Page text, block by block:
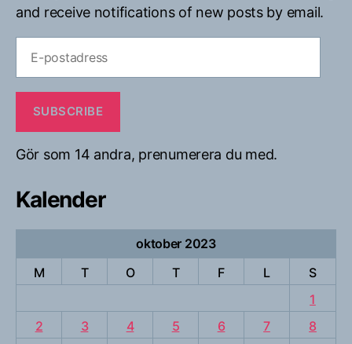
and receive notifications of new posts by email.
postadress
SUBSCRIBE
Gör som 14 andra, prenumerera du med.
Kalender
oktober 2023
M
T O T F L
S
1
2
3 4 5 6 7 8